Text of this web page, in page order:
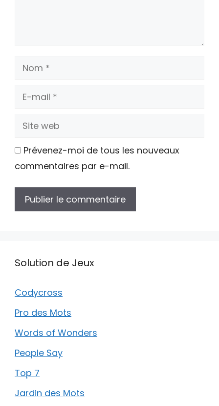
Nom
E-
Site
Prévenez-moi de tous les nouveaux
commentaires par e-mail.
Solution de Jeux
Codycross
Pro des Mots
Words of Wonders
People Say
Top 7
Jardin des Mots